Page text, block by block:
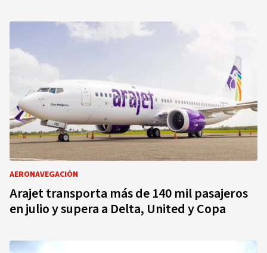
AERONAVEGACIÓN
Arajet transporta más de 140 mil pasajeros
en julio y supera a Delta, United y Copa